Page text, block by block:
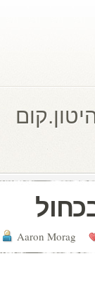
Aaron Morag